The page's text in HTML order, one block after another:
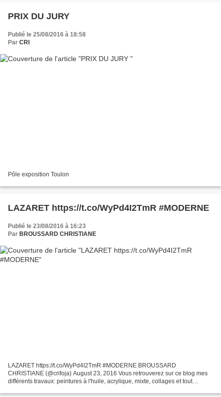
PRIX DU JURY
Publié le 25/08/2016 à 18:58
Par CRI
Pôle exposition Toulon
LAZARET https://t.co/WyPd4I2TmR #MODERNE
Publié le 23/08/2016 à 16:23
Par BROUSSARD CHRISTIANE
LAZARET https://t.co/WyPd4I2TmR #MODERNE BROUSSARD
CHRISTIANE (@crifoja) August 23, 2016 Vous retrouverez sur ce blog mes
différents travaux: peintures à l'huile, acrylique, mixte, collages et tout